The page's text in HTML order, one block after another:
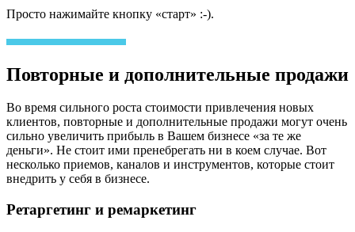
Просто нажимайте кнопку «старт» :-).
Повторные и дополнительные продажи
Во время сильного роста стоимости привлечения новых
клиентов, повторные и дополнительные продажи могут очень
сильно увеличить прибыль в Вашем бизнесе «за те же
деньги». Не стоит ими пренебрегать ни в коем случае. Вот
несколько приемов, каналов и инструментов, которые стоит
внедрить у себя в бизнесе.
Ретаргетинг и ремаркетинг